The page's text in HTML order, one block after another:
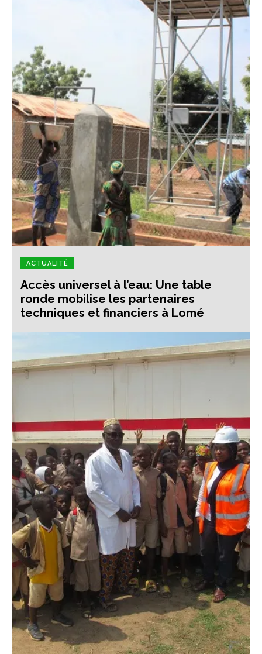
ACTUALITÉ
Accès universel à l’eau: Une table
ronde mobilise les partenaires
techniques et financiers à Lomé